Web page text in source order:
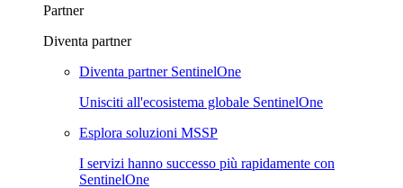
Partner
Diventa partner
Diventa partner SentinelOne
Unisciti all'ecosistema globale SentinelOne
Esplora soluzioni MSSP
I servizi hanno successo più rapidamente con
SentinelOne